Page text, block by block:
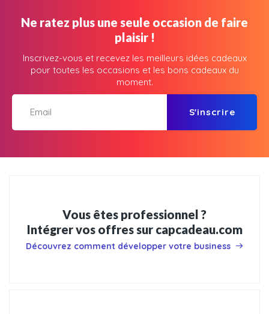
Ne ratez plus une seule occasion de faire
plaisir !
Inscrivez-vous et recevez les meilleurs idées cadeaux
pour toutes les occasions et les bons cadeaux du
moment.
S'inscrire
Vous êtes professionnel ?
Intégrer vos offres sur capcadeau.com
Découvrez comment développer votre business